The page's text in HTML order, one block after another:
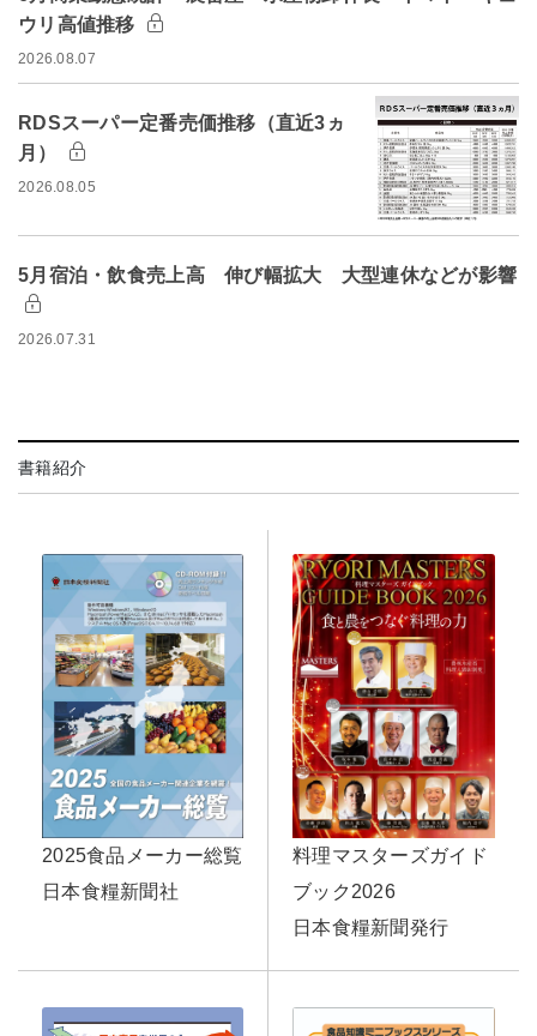
ウリ高値推移
2026.08.07
RDSスーパー定番売価推移（直近3ヵ
月）
2026.08.05
5月宿泊・飲食売上高 伸び幅拡大 大型連休などが影響
2026.07.31
書籍紹介
2025食品メーカー総覧
日本食糧新聞社
料理マスターズガイド
ブック2026
日本食糧新聞発行